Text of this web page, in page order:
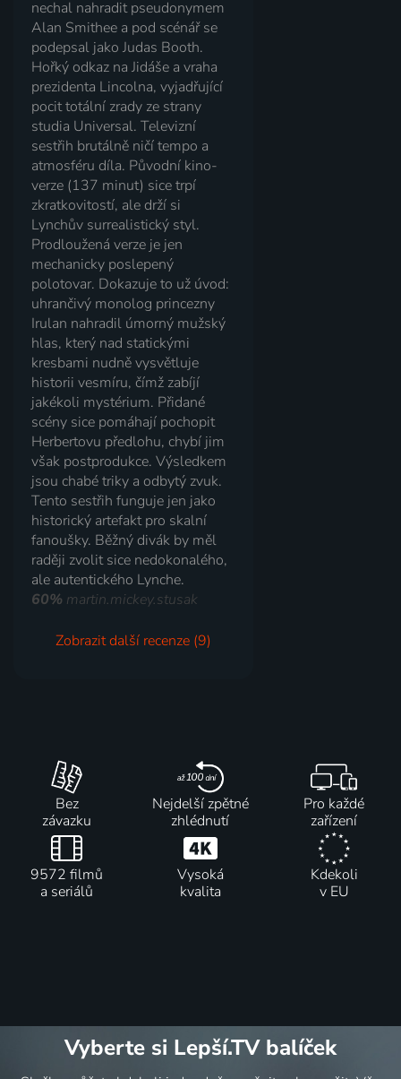
nechal nahradit pseudonymem
Alan Smithee a pod scénář se
podepsal jako Judas Booth.
Hořký odkaz na Jidáše a vraha
prezidenta Lincolna, vyjadřující
pocit totální zrady ze strany
studia Universal. Televizní
sestřih brutálně ničí tempo a
atmosféru díla. Původní kino-
verze (137 minut) sice trpí
zkratkovitostí, ale drží si
Lynchův surrealistický styl.
Prodloužená verze je jen
mechanicky poslepený
polotovar. Dokazuje to už úvod:
uhrančivý monolog princezny
Irulan nahradil úmorný mužský
hlas, který nad statickými
kresbami nudně vysvětluje
historii vesmíru, čímž zabíjí
jakékoli mystérium. Přidané
scény sice pomáhají pochopit
Herbertovu předlohu, chybí jim
však postprodukce. Výsledkem
jsou chabé triky a odbytý zvuk.
Tento sestřih funguje jen jako
historický artefakt pro skalní
fanoušky. Běžný divák by měl
raději zvolit sice nedokonalého,
ale autentického Lynche.
60% martin.mickey.stusak
Zobrazit další recenze (9)
Bez
závazku
Nejdelší zpětné
zhlédnutí
Pro každé
zařízení
9572 filmů
a seriálů
Vysoká
kvalita
Kdekoli
v EU
Vyberte si Lepší.TV balíček